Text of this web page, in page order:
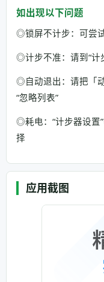
如出现以下问题
◎锁屏不计步：可尝
◎计步不准：请到“计
◎自动退出：请把「
“忽略列表”
◎耗电：“计步器设置
择
应用截图